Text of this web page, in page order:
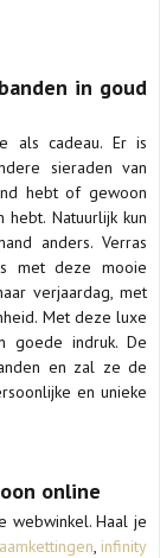
in goud
als cadeau. Er is
sieraden van
hebt of gewoon
Natuurlijk kun
anders. Verras
met deze mooie
verjaardag, met
Met deze luxe
goede indruk. De
en zal ze de
en unieke
online
webwinkel. Haal je
, infinity